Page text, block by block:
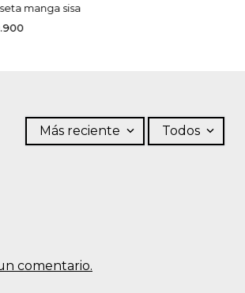
manga sisa
.900
comentario.
Más reciente Todos